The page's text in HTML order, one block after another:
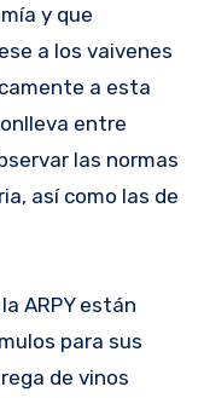
y que
a los vaivenes
a esta
entre
las normas
así como las de
ARPY están
para sus
de vinos